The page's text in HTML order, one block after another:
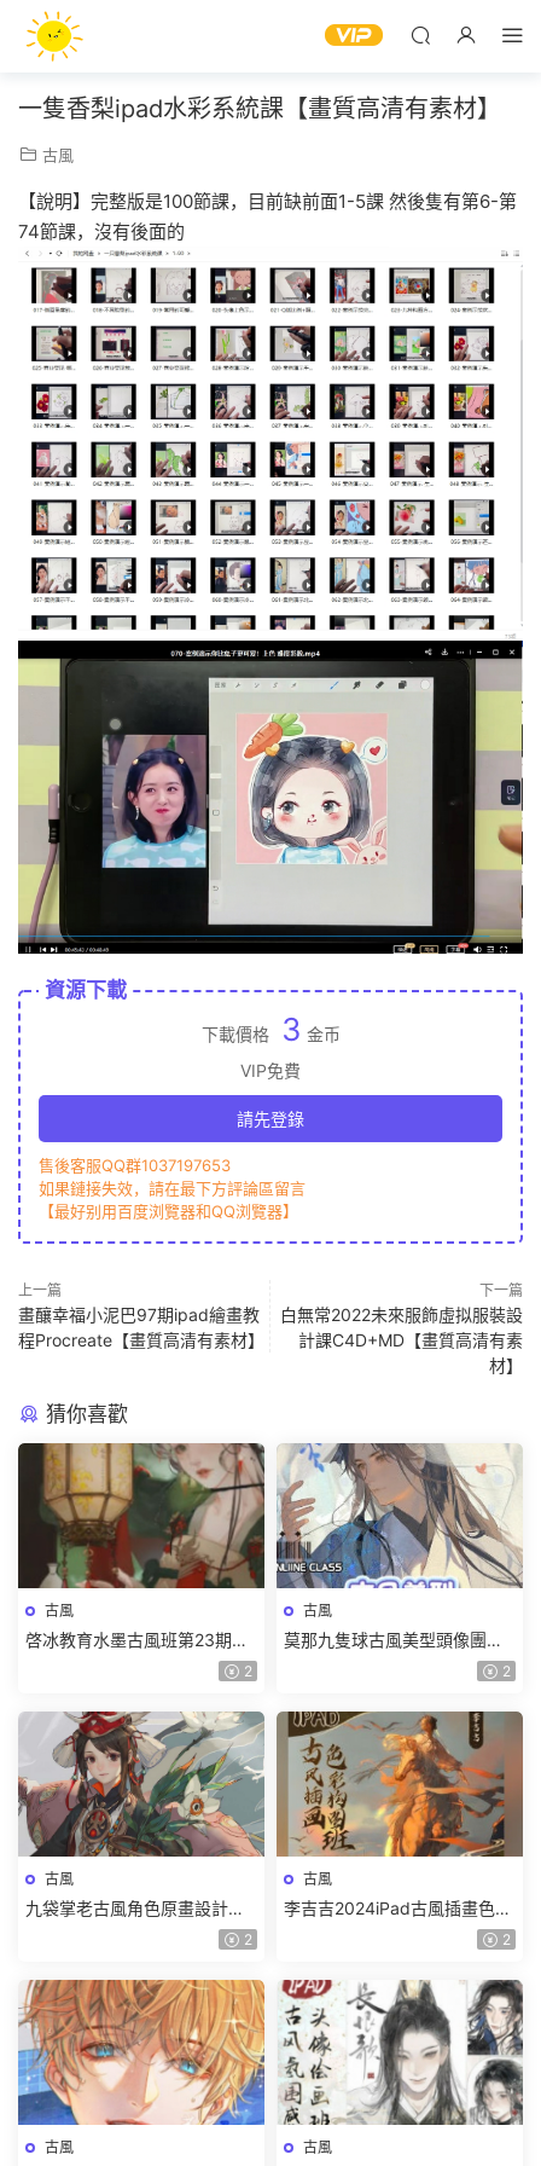
一隻香梨ipad水彩系統課【畫質高清有素材】
古風
【說明】完整版是100節課，目前缺前面1-5課 然後隻有第6-第
74節課，沒有後面的
資源下載
下載價格 3 金币
VIP免費
請先登錄
售後客服QQ群1037197653
如果鏈接失效，請在最下方評論區留言
【最好别用百度浏覽器和QQ浏覽器】
上一篇
畫釀幸福小泥巴97期ipad繪畫教
程Procreate【畫質高清有素材】
下一篇
白無常2022未來服飾虛拟服裝設
計課C4D+MD【畫質高清有素
材】
猜你喜歡
古風
啓冰教育水墨古風班第23期
2024年結課【畫質高清隻有視
2
古風
莫那九隻球古風美型頭像團練
2024【畫質高清隻有視頻】 2
古風
九袋掌老古風角色原畫設計第8
2
古風
李吉吉2024iPad古風插畫色彩
構圖班【畫質高清隻有視頻】2
古風 古風